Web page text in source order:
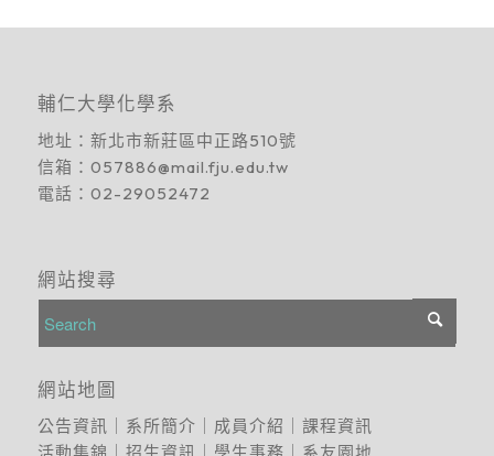
輔仁大學化學系
地址： 新北市新莊區中正路510號
信箱： 057886@mail.fju.edu.tw
電話： 02-29052472
網站搜尋
網站地圖
公告資訊 系所簡介 成員介紹
課程資訊